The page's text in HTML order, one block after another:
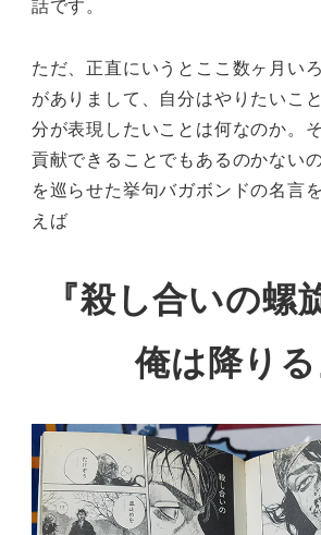
ただ、正直にいうとここ数ヶ月い
がありまして、自分はやりたいこ
分が表現したいことは何なのか。
貢献できることでもあるのかない
を巡らせた挙句バガボンドの名言
えば
『殺し合いの螺
俺は降りる